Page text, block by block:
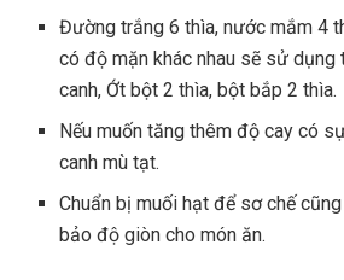
Đường trắng 6 thìa, nước mắm 4
có độ mặn khác nhau sẽ sử
canh, Ớt bột 2 thìa, bột bắp 2 thìa.
Nếu muốn tăng thêm độ cay có
canh mù tạt.
Chuẩn bị muối hạt để sơ chế
bảo độ giòn cho món ăn.